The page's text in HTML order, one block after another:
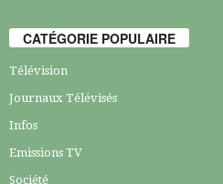
CATÉGORIE POPULAIRE
Télévision
Journaux Télévisés
Infos
Emissions TV
Société